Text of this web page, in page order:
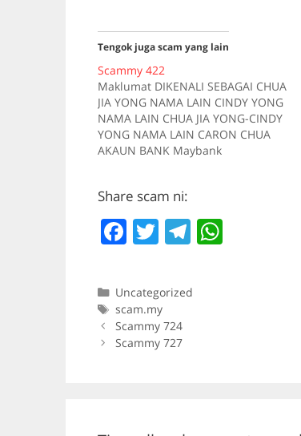
Tengok juga scam yang lain
Scammy 422
Maklumat DIKENALI SEBAGAI CHUA
JIA YONG NAMA LAIN CINDY YONG
NAMA LAIN CHUA JIA YONG-CINDY
YONG NAMA LAIN CARON CHUA
AKAUN BANK Maybank
2017-07-07 Tiada deskripsi RM 48
260 Kes 7 2017-07-21 Tiada
deskripsi…
Share scam ni:
F
c
e
b
T
itt
er
T
e
gr
Categories
Uncategorized
Tags
scam.my
Scammy 724
Scammy 727